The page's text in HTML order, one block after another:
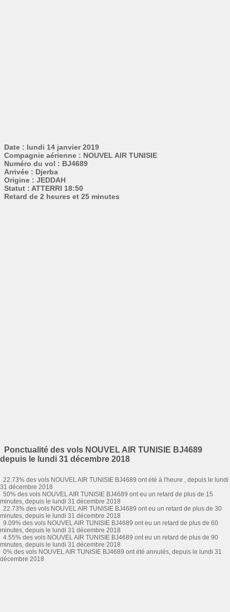
Date : lundi 14 janvier 2019
Compagnie aérienne : NOUVEL AIR TUNISIE
Numéro du vol : BJ4689
Arrivée : Djerba
Origine : JEDDAH
Statut : ATTERRI 18:50
Retard de 2 heures et 25 minutes
Ponctualité des vols NOUVEL AIR TUNISIE BJ4689
depuis le lundi 31 décembre 2018
22.73% des vols NOUVEL AIR TUNISIE BJ4689 ont été à l'heure , depuis le lundi
31 décembre 2018
50% des vols NOUVEL AIR TUNISIE BJ4689 ont eu un retard de plus de 15
minutes, depuis le lundi 31 décembre 2018
22.73% des vols NOUVEL AIR TUNISIE BJ4689 ont eu un retard de plus de 30
minutes, depuis le lundi 31 décembre 2018
9.09% des vols NOUVEL AIR TUNISIE BJ4689 ont eu un retard de plus de 60
minutes, depuis le lundi 31 décembre 2018
4.55% des vols NOUVEL AIR TUNISIE BJ4689 ont eu un retard de plus de 90
minutes, depuis le lundi 31 décembre 2018
0% des vols NOUVEL AIR TUNISIE BJ4689 ont été annulés, depuis le lundi 31
décembre 2018